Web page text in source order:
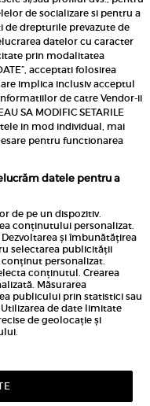
821/25.09.2025.
de socializare si pentru a
de drepturile prevazute de
datelor cu caracter
prin modalitatea
acceptati folosirea
implica inclusiv acceptul
de catre Vendor-ii
SA MODIFIC SETARILE
in mod individual, mai
pentru functionarea
datele pentru a
de pe un dispozitiv.
conținutului personalizat.
și îmbunătățirea
selectarea publicității
personalizat.
conținutul. Crearea
Măsurarea
publicului prin statistici sau
de date limitate
de geolocație și